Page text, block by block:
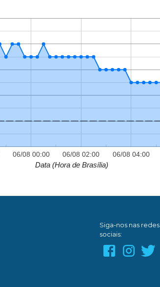
06/08 00:00 06/08 02:00 06/08 04:00
Data (Hora de Brasília)
Siga-nos nas redes
sociais: